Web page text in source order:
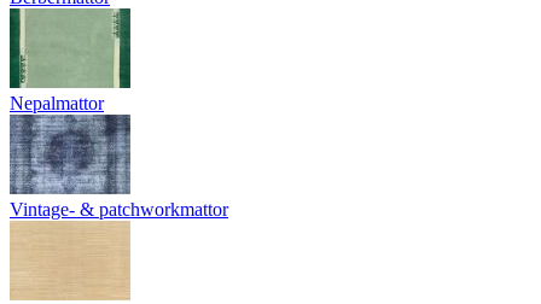
Nepalmattor
Vintage- & patchworkmattor